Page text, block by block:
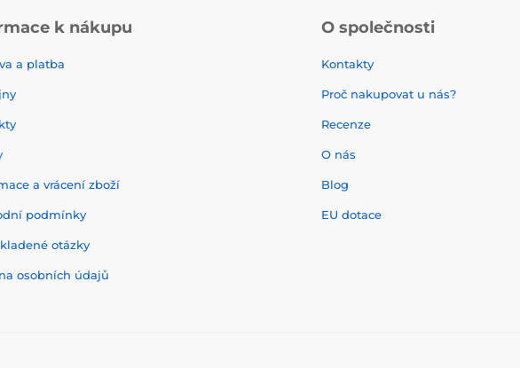
k nákupu
a platba
a vrácení zboží
podmínky
otázky
osobních údajů
O společnosti
Kontakty
Proč nakupovat u nás?
Recenze
O nás
Blog
EU dotace